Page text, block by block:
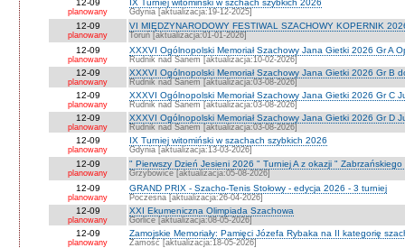
12-09
planowany
IX Turniej witomiński w szchach szybkich 2026
Gdynia [aktualizacja:19-12-2025]
12-09
planowany
VI MIĘDZYNARODOWY FESTIWAL SZACHOWY KOPERNIK
Toruń [aktualizacja:01-01-2026]
12-09
planowany
XXXVI Ogólnopolski Memoriał Szachowy Jana Gietki 2026 Gr A
Rudnik nad Sanem [aktualizacja:10-02-2026]
12-09
planowany
XXXVI Ogólnopolski Memoriał Szachowy Jana Gietki 2026 Gr B
Rudnik nad Sanem [aktualizacja:03-08-2026]
12-09
planowany
XXXVI Ogólnopolski Memoriał Szachowy Jana Gietki 2026 Gr C
Rudnik nad Sanem [aktualizacja:03-08-2026]
12-09
planowany
XXXVI Ogólnopolski Memoriał Szachowy Jana Gietki 2026 Gr D
Rudnik nad Sanem [aktualizacja:03-08-2026]
12-09
planowany
IX Turniej witomiński w szachach szybkich 2026
Gdynia [aktualizacja:13-03-2026]
12-09
planowany
" Pierwszy Dzień Jesieni 2026 " Turniej A z okazji " Zabrzańskiego
Grzybowice [aktualizacja:05-08-2026]
12-09
planowany
GRAND PRIX - Szacho-Tenis Stołowy - edycja 2026 - 3 turniej
Poczesna [aktualizacja:26-04-2026]
12-09
planowany
XXI Ekumeniczna Olimpiada Szachowa
Gorlice [aktualizacja:08-05-2026]
12-09
planowany
Zamojskie Memoriały: Pamięci Józefa Rybaka na II kategorię
Zamość [aktualizacja:18-05-2026]